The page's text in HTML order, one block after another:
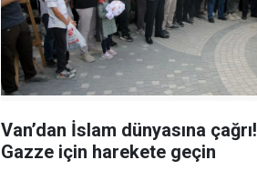
Van’dan İslam dünyasına çağrı!
Gazze için harekete geçin